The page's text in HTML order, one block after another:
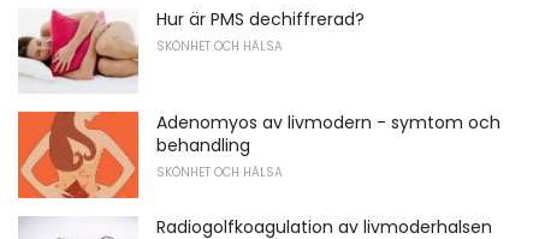
Hur är PMS dechiffrerad?
SKÖNHET OCH HÄLSA
Adenomyos av livmodern - symtom och
behandling
SKÖNHET OCH HÄLSA
Radiogolfkoagulation av livmoderhalsen